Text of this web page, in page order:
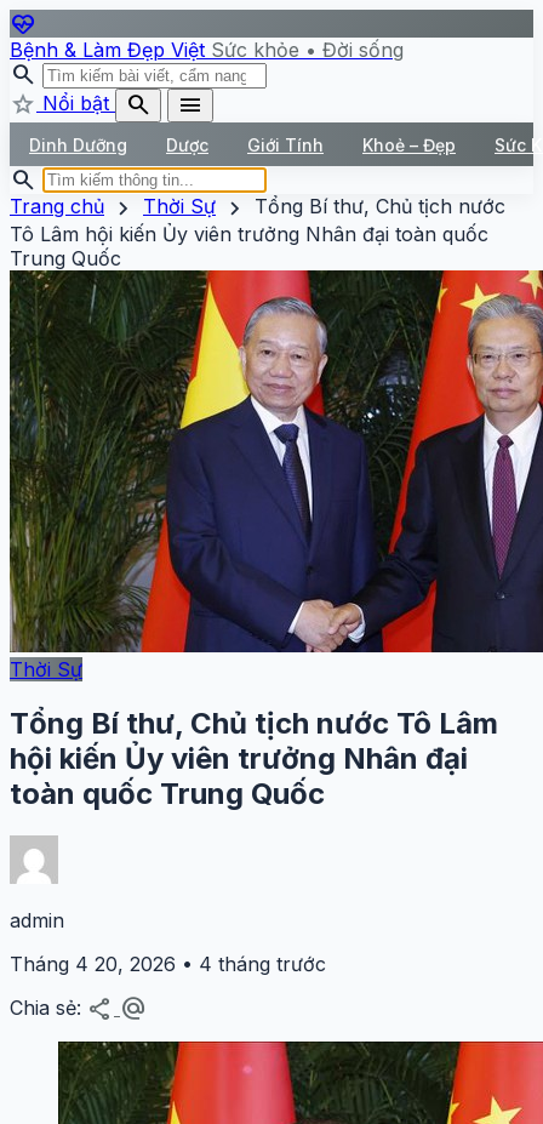
ecg_heart
Bệnh & Làm Đẹp Việt Sức khỏe • Đời sống
search
star Nổi bật search menu
Dinh Dưỡng Dược Giới Tính Khoẻ – Đẹp Sức
search
Trang chủ chevron_right Thời Sự chevron_right
Tổng Bí thư, Chủ tịch nước
Tô Lâm hội kiến Ủy viên trưởng Nhân đại toàn quốc
Trung Quốc
Thời Sự
Tổng Bí thư, Chủ tịch nước Tô Lâm
hội kiến Ủy viên trưởng Nhân đại
toàn quốc Trung Quốc
admin
Tháng 4 20, 2026 • 4 tháng trước
Chia sẻ: share alternate_email